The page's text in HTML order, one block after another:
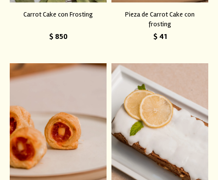
Carrot Cake con Frosting
$ 850
Pieza de Carrot Cake con
frosting
$ 41